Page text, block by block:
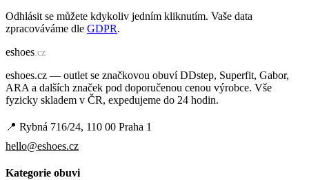
Odhlásit se můžete kdykoliv jedním kliknutím. Vaše data
zpracováváme dle GDPR.
eshoes.cz
eshoes.cz — outlet se značkovou obuví DDstep, Superfit, Gabor,
ARA a dalších značek pod doporučenou cenou výrobce. Vše
fyzicky skladem v ČR, expedujeme do 24 hodin.
📍 Rybná 716/24, 110 00 Praha 1
hello@eshoes.cz
Kategorie obuvi